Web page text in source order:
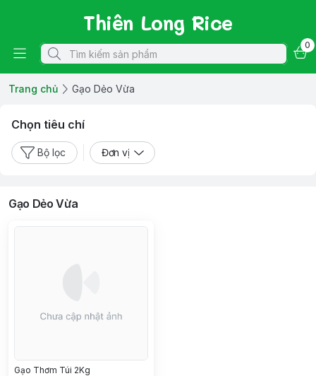
Thiên Long Rice
0
Trang chủ Gạo Dẻo Vừa
Chọn tiêu chí
Bộ lọc Đơn vị
Gạo Dẻo Vừa
Gạo Thơm Túi 2Kg